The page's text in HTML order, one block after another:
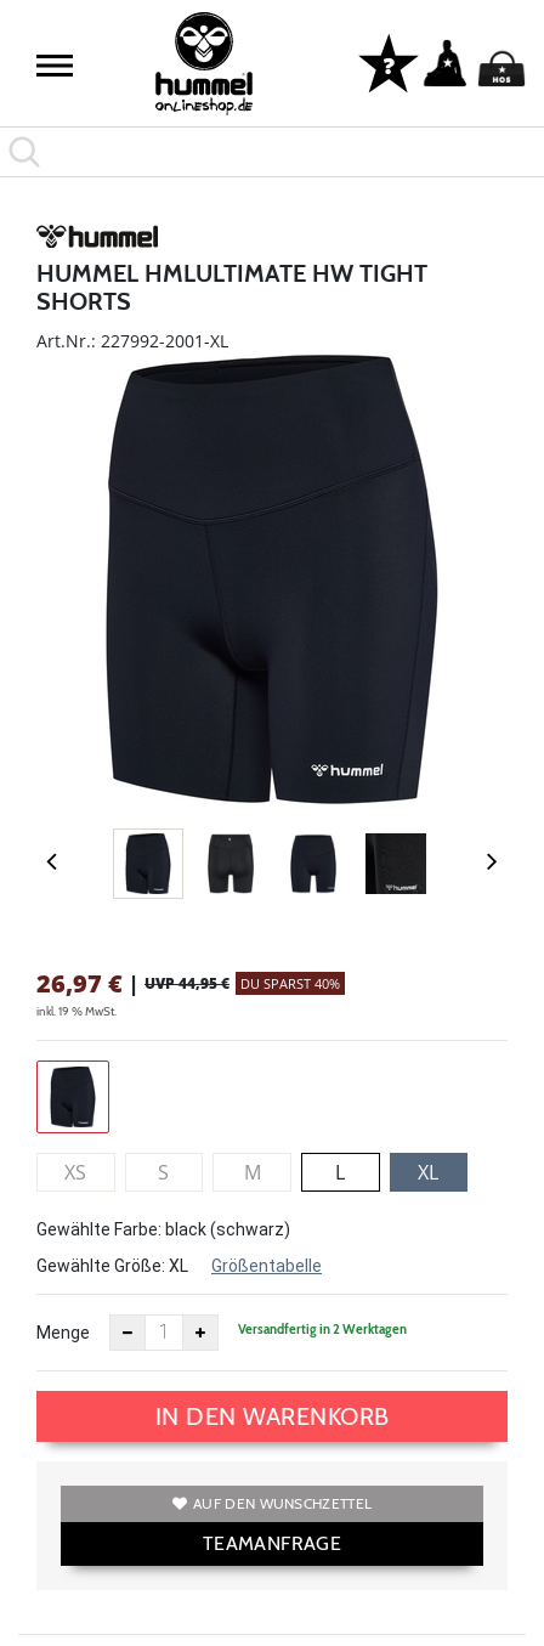
HUMMEL HMLULTIMATE HW TIGHT
SHORTS
Art.Nr.: 227992-2001-XL
26,97 € | UVP 44,95 € DU SPARST 40%
inkl. 19 % MwSt.
XS S M L XL
Gewählte Farbe: black (schwarz)
Gewählte Größe: XL Größentabelle
Menge Versandfertig in 2 Werktagen
IN DEN WARENKORB
AUF DEN WUNSCHZETTEL
TEAMANFRAGE